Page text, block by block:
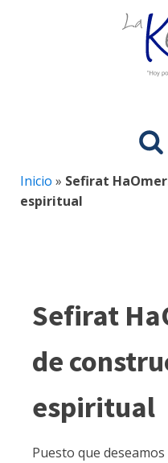
Inicio » Sefirat
espiritual
Sefirat
de
espiritual
Puesto que